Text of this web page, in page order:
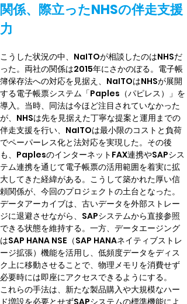
関係、際立ったNHSの伴走支援
力
こうした状況の中、NaITOが相談したのはNHSだ
った。両社の関係は2015年にさかのぼる。電子帳
簿保存法への対応を見据え、NaITOはNHSが展開
する電子帳票システム「Paples（パピレス）」を
導入。当時、同法は今ほど注目されていなかった
が、NHSは先を見据えた丁寧な提案と運用までの
伴走支援を行い、NaITOは最小限のコストと負荷
でペーパーレス化と法対応を実現した。その後
も、PaplesのインターネットFAX連携やSAPシス
テム連携を通じて電子帳票の活用範囲を着実に拡
大してきた経緯がある。こうして築かれた厚い信
頼関係が、今回のプロジェクトの土台となった。
データアーカイブは、古いデータを外部ストレー
ジに退避させながら、SAPシステムから直接参照
できる状態を維持する。一方、データエージング
はSAP HANA NSE（SAP HANAネイティブストレ
ージ拡張）機能を活用し、低頻度データをディス
ク上に移動させることで、物理メモリを消費せず
必要時には即座にアクセスできるようにする。
これらの手法は、新たな製品購入や大規模なハー
ド増設を必要とせずSAPシステムの標準機能によ